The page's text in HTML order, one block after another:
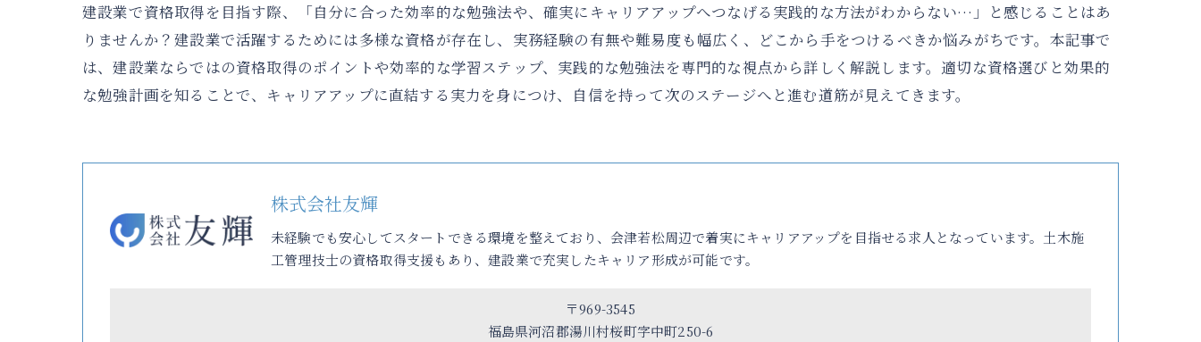
建設業で資格取得を目指す際、「自分に合った効率的な勉強法や、確実にキャリアアップへつなげる実践的な方法がわからない…」と感じることはあ
りませんか？建設業で活躍するためには多様な資格が存在し、実務経験の有無や難易度も幅広く、どこから手をつけるべきか悩みがちです。本記事で
は、建設業ならではの資格取得のポイントや効率的な学習ステップ、実践的な勉強法を専門的な視点から詳しく解説します。適切な資格選びと効果的
な勉強計画を知ることで、キャリアアップに直結する実力を身につけ、自信を持って次のステージへと進む道筋が見えてきます。
株式会社友輝
未経験でも安心してスタートできる環境を整えており、会津若松周辺で着実にキャリアアップを目指せる求人となっています。土木施
工管理技士の資格取得支援もあり、建設業で充実したキャリア形成が可能です。
〒969-3545
福島県河沼郡湯川村桜町字中町250-6